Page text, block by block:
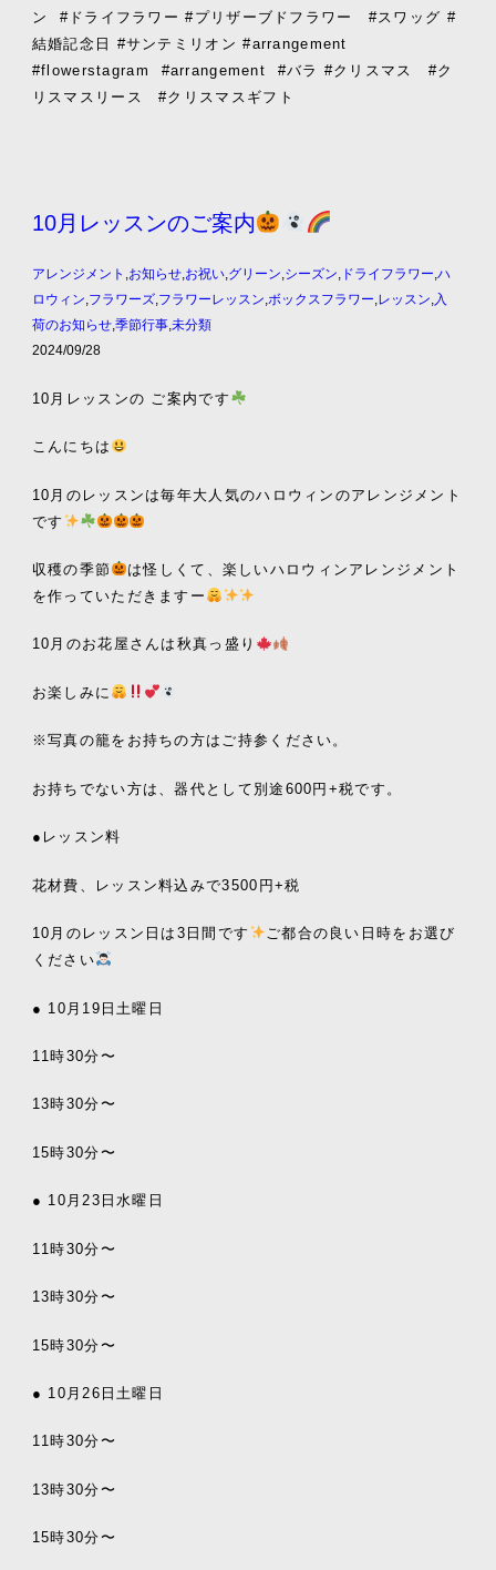
ン
#ドライフラワー #プリザーブドフラワー #スワッグ #
結婚記念日 #サンテミリオン #arrangement
#flowerstagram
#arrangement
#バラ #クリスマス #ク
リスマスリース #クリスマスギフト
10月レッスンのご案内
アレンジメント ,お知らせ,お祝い,グリーン,シーズン,ドライフラワー,ハ
ロウィン,フラワーズ,フラワーレッスン,ボックスフラワー,レッスン,入
荷のお知らせ,季節行事,未分類
2024/09/28
10月レッスンの ご案内です
こんにちは
10月のレッスンは毎年大人気のハロウィンのアレンジメント
です
収穫の季節
は怪しくて、楽しいハロウィンアレンジメント
を作っていただきますー
10月のお花屋さんは秋真っ盛り
お楽しみに
※写真の籠をお持ちの方はご持参ください。
お持ちでない方は、器代として別途600円+税です。
●レッスン料
花材費、レッスン料込みで3500円+税
10月のレッスン日は3日間です
ご都合の良い日時をお選び
ください
● 10月19日土曜日
11時30分〜
13時30分〜
15時30分〜
● 10月23日水曜日
11時30分〜
13時30分〜
15時30分〜
● 10月26日土曜日
11時30分〜
13時30分〜
15時30分〜